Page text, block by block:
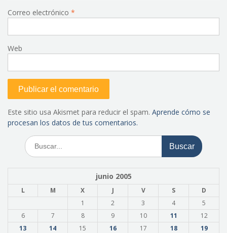
Correo electrónico *
Web
Este sitio usa Akismet para reducir el spam. Aprende cómo se
procesan los datos de tus comentarios.
Buscar:
junio 2005
L M X J V S
D
1
2 3 4
5
6
7 8 9 10 11
12
13
14 15 16 17 18
19